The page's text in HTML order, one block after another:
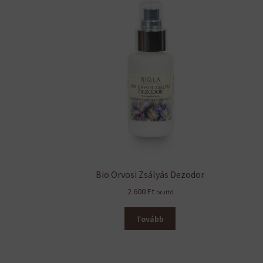
Bio Orvosi Zsályás Dezodor
2 600 Ft bruttó
Tovább